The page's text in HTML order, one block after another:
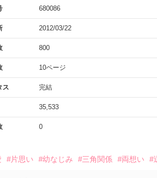
680086
2012/03/22
800
10ページ
ス 完結
35,533
0
#片思い #幼なじみ #三角関係 #両想い #